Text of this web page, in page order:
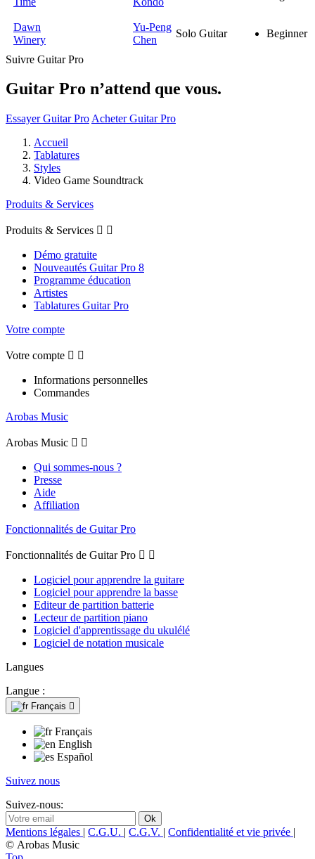
Dawn
Winery
Yu-Peng
Chen
Solo Guitar Beginner
Suivre Guitar Pro
Guitar Pro n’attend que vous.
Essayer Guitar Pro Acheter Guitar Pro
Accueil
Tablatures
Styles
Video Game Soundtrack
Produits & Services
Produits & Services  
Démo gratuite
Nouveautés Guitar Pro 8
Programme éducation
Artistes
Tablatures Guitar Pro
Votre compte
Votre compte  
Informations personnelles
Commandes
Arobas Music
Arobas Music  
Qui sommes-nous ?
Presse
Aide
Affiliation
Fonctionnalités de Guitar Pro
Fonctionnalités de Guitar Pro  
Logiciel pour apprendre la guitare
Logiciel pour apprendre la basse
Editeur de partition batterie
Lecteur de partition piano
Logiciel d'apprentissage du ukulélé
Logiciel de notation musicale
Langues
Langue :
Français 
Français
English
Español
Suivez nous
Suivez-nous:
Mentions légales | C.G.U. | C.G.V. | Confidentialité et vie privée |
© Arobas Music